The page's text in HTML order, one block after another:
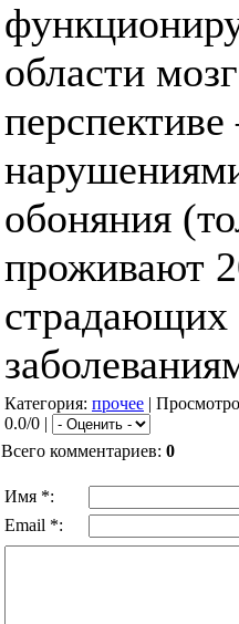
области
обоняния
проживают
Категория: прочее |
0.0/0 |
Всего комментариев: 0
Имя *:
Email *: